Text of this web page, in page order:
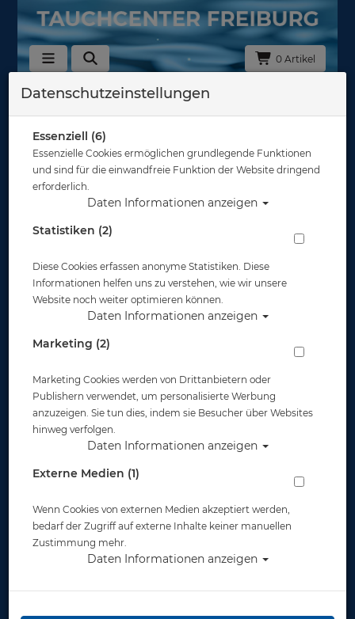
0 Artikel
Zurück
M&M Octopushalter mit Karabiner - Blau
5,50 €*
Lieferbar
Datenschutzeinstellungen
Essenziell (6)
Essenzielle Cookies ermöglichen grundlegende Funktionen
und sind für die einwandfreie Funktion der Website dringend
erforderlich.
Daten Informationen anzeigen
Statistiken (2)
Diese Cookies erfassen anonyme Statistiken. Diese
Informationen helfen uns zu verstehen, wie wir unsere
Website noch weiter optimieren können.
Daten Informationen anzeigen
Marketing (2)
Marketing Cookies werden von Drittanbietern oder
Publishern verwendet, um personalisierte Werbung
anzuzeigen. Sie tun dies, indem sie Besucher über Websites
hinweg verfolgen.
Daten Informationen anzeigen
Externe Medien (1)
Wenn Cookies von externen Medien akzeptiert werden,
bedarf der Zugriff auf externe Inhalte keiner manuellen
Zustimmung mehr.
Daten Informationen anzeigen